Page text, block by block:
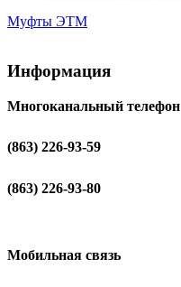
Муфты ЭТМ
Информация
Многоканальный телефон
(863) 226-93-59
(863) 226-93-80
Мобильная связь